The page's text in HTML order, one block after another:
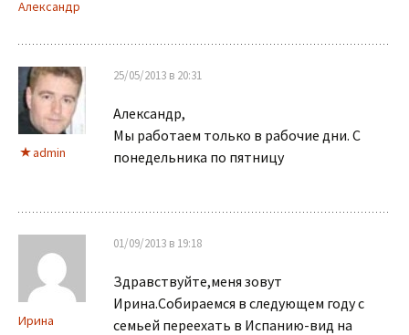
Александр
admin
25/05/2013 в 20:31
Александр,
Мы работаем только в рабочие дни. С
понедельника по пятницу
Ирина
01/09/2013 в 19:18
Здравствуйте,меня зовут
Ирина.Собираемся в следующем году с
семьей переехать в Испанию-вид на